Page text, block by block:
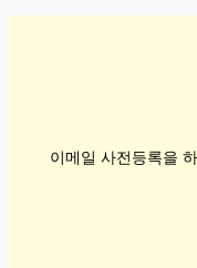
이메일 사전등록을